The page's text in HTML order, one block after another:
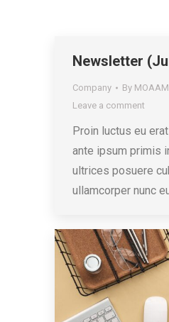
Newsletter
Company By
Leave a comment
Proin luctus eu
ante ipsum primis
ultrices posuere
ullamcorper nunc